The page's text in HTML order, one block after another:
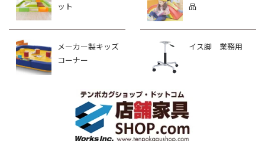
ット
品
メーカー製キッズ
コーナー
イス脚 業務用